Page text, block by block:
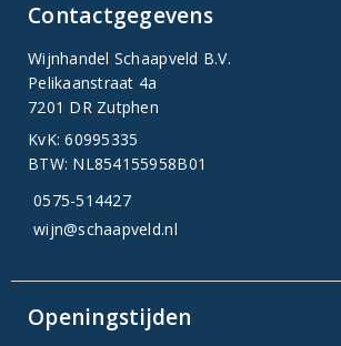
Contactgegevens
Wijnhandel Schaapveld B.V.
Pelikaanstraat 4a
7201 DR Zutphen
KvK: 60995335
BTW: NL854155958B01
0575-514427
wijn@schaapveld.nl
Openingstijden